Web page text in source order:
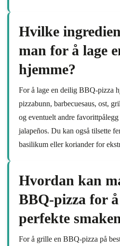
Hvilke
man for å lage
hjemme?
For å lage en deilig BBQ-pizza
pizzabunn, barbecuesaus, ost,
og eventuelt andre
jalapeños. Du kan også tilsette
basilikum eller koriander for
Hvordan kan
BBQ-pizza for
perfekte
For å grille en BBQ-pizza på